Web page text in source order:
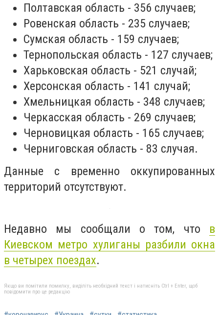
Полтавская область - 356 случаев;
Ровенская область - 235 случаев;
Сумская область - 159 случаев;
Тернопольская область - 127 случаев;
Харьковская область - 521 случай;
Херсонская область - 141 случай;
Хмельницкая область - 348 случаев;
Черкасская область - 269 случаев;
Черновицкая область - 165 случаев;
Черниговская область - 83 случая.
Данные с временно оккупированных
территорий отсутствуют.
Недавно мы сообщали о том, что в
Киевском метро хулиганы разбили окна
в четырех поездах.
Якщо ви помітили помилку, виділіть необхідний текст і натисніть Ctrl + Enter, щоб
повідомити про це редакцію